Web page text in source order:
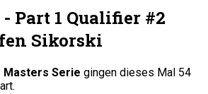
Part 1 Qualifier #2
Sikorski
Masters Serie gingen dieses Mal 54